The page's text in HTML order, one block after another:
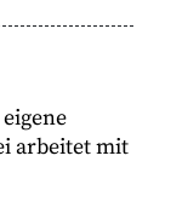
arbeitet mit